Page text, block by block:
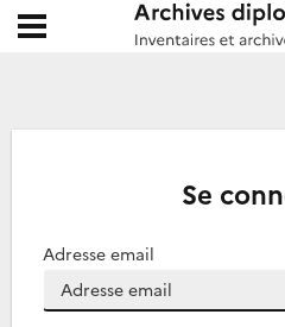
Archives diplomatiques
Ouvrir le menu déroulant
Se
Adresse email